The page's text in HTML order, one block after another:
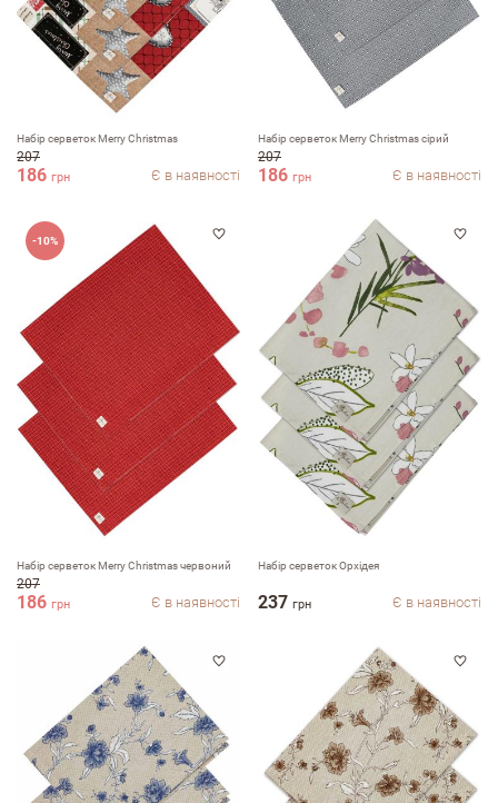
Набір серветок Merry Christmas
207
186 грн Є в наявності
Набір серветок Merry Christmas сірий
207
186 грн Є в наявності
-10%
Набір серветок Merry Christmas червоний
207
186 грн Є в наявності
Набір серветок Орхідея
237 грн Є в наявності